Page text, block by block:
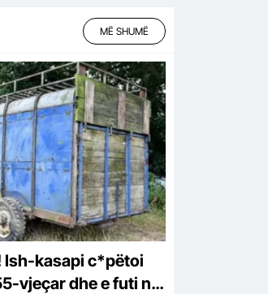
MË SHUMË
Ish-kasapi c*pëtoi
vjeçar dhe e futi në